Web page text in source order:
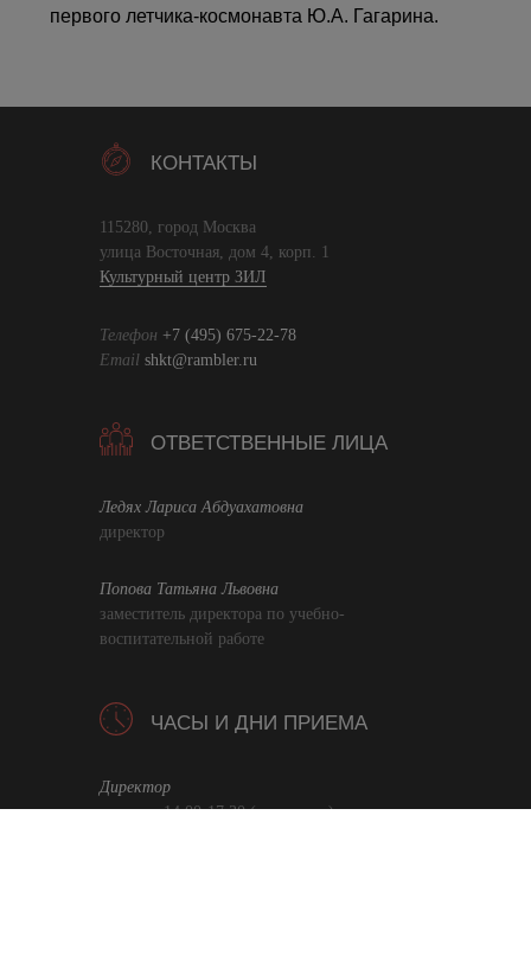
первого летчика-космонавта Ю.А. Гагарина.
ОТВЕТСТВЕННЫЕ ЛИЦА
Ледях Лариса Абдуахатовна
директор
Попова Татьяна Львовна
заместитель директора по учебно-
воспитательной работе
ЧАСЫ И ДНИ ПРИЕМА
Директор
вторник 14.00-17.30 (по записи)
КОНТАКТЫ
115280, город Москва
улица Восточная, дом 4, корп. 1
Культурный центр ЗИЛ
Телефон +7 (495) 675-22-78
Email shkt@rambler.ru